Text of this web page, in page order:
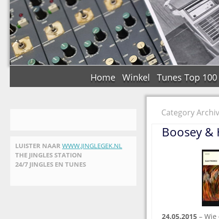
Home Winkel Tunes Top 100
LUISTER NAAR WWW.JINGLEGEK.NL
THE JINGLES STATION
24/7 JINGLES EN TUNES
Category
Boosey &
24.05.2015 –